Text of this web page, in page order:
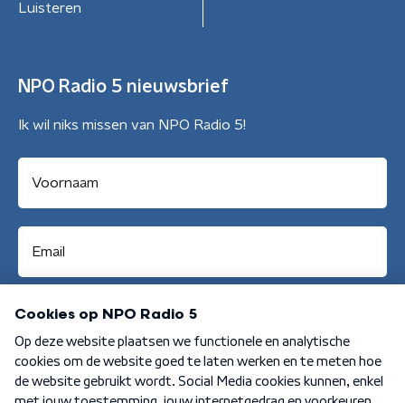
Luisteren
NPO Radio 5 nieuwsbrief
Ik wil niks missen van NPO Radio 5!
Aanmelden
Algemene voorwaarden